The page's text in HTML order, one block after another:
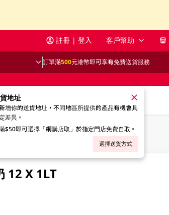
註冊 | 登入 客戶幫助
訂單滿500元港幣即可享有免費送貨服務
地址
增你的送貨地址，不同地區所提供的產品有機會具
差異。
$50即可選擇「網購店取」於指定門店免費自取。
選擇送貨方式
12 X 1LT